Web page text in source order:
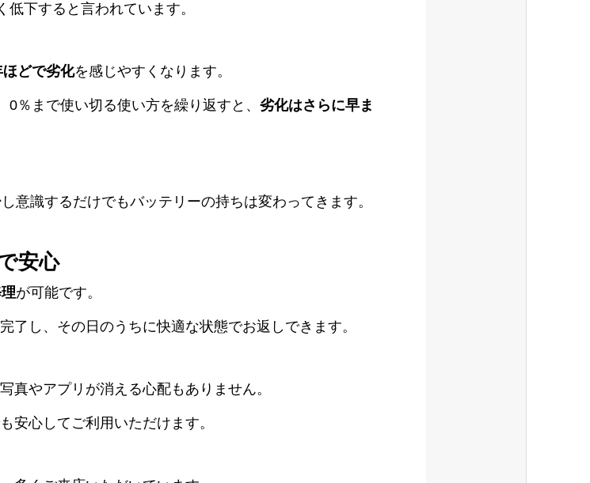
下すると言われています。
どで劣化を感じやすくなります。
％まで使い切る使い方を繰り返すと、 劣化はさらに早ま
意識するだけでもバッテリーの持ちは変わってきます。
安心
が可能です。
了し、その日のうちに快適な状態でお返しできます。
真やアプリが消える心配もありません。
安心してご利用いただけます。